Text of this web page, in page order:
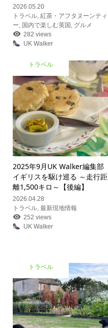
2026.05.20
トラベル, 紅茶・アフタヌーンティ
ー, 国内で楽しむ英国 , グルメ
282 views
UK Walker
トラベル
2025年9月UK Walker編集部
イギリスを駆け巡る ～走行距
離1,500キロ～【後編】
2026.04.28
トラベル, 最新現地情報
252 views
UK Walker
トラベル